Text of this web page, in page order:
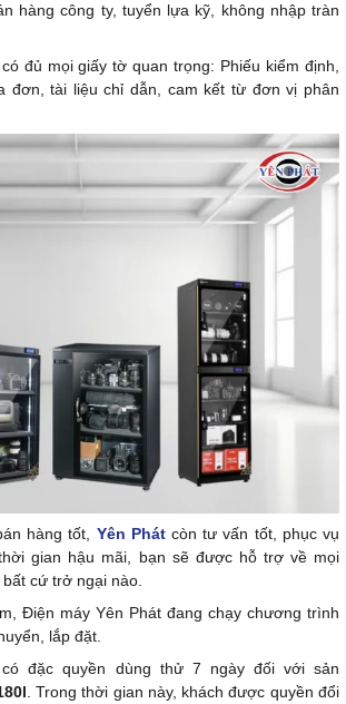
hàng công ty, tuyển lựa kỹ, không nhập tràn
đủ mọi giấy tờ quan trọng: Phiếu kiểm định,
đơn, tài liệu chỉ dẫn, cam kết từ đơn vị phân
hàng tốt, Yên Phátcòn tư vấn tốt, phục vụ
gian hậu mãi, bạn sẽ được hỗ trợ về mọi
cứ trở ngại nào.
Điện máy Yên Phát đang chạy chương trình
lắp đặt.
đặc quyền dùng thử 7 ngày đối với sản
. Trong thời gian này, khách được quyền đổi